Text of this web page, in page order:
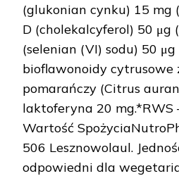
(glukonian cynku) 15 mg
D (cholekalcyferol) 50 μg
(selenian (VI) sodu) 50 μg
bioflawonoidy cytrusowe
pomarańczy (Citrus
laktoferyna 20 mg.*RWS
Wartość
506 Lesznowolaul.
odpowiedni dla